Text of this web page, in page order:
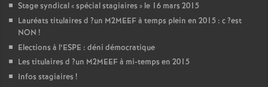
Stage syndical «spécial stagiaires » le 16 mars 2015
Lauréats titulaires d ?un M2MEEFà temps plein en 2015 : c?est
NON !
Elections à l’ESPE : déni démocratique
Les titulaires d ?un M2MEEFà mi-temps en 2015
Infos stagiaires !